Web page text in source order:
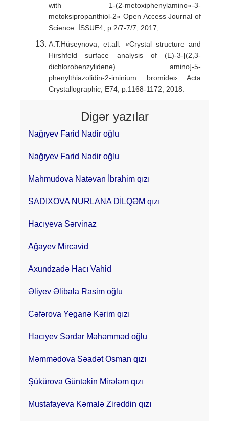
with 1-(2-metoxiphenylamino»-3-
metoksipropanthiol-2» Open Access Journal of
Science. İSSUE4, p.2/7-7/7, 2017;
A.T.Hüseynova, et.all. «Crystal structure and
Hirshfeld surface analysis of (E)-3-[(2,3-
dichlorobenzylidene) amino]-5-
phenylthiazolidin-2-iminium bromide» Acta
Crystallographic, E74, p.1168-1172, 2018.
Digər yazılar
Nağıyev Farid Nadir oğlu
Nağıyev Farid Nadir oğlu
Mahmudova Natəvan İbrahim qızı
SADIXOVA NURLANA DİLQƏM qızı
Hacıyeva Sərvinaz
Ağayev Mircavid
Axundzadə Hacı Vahid
Əliyev Əlibala Rasim oğlu
Cəfərova Yeganə Kərim qızı
Hacıyev Sərdar Məhəmməd oğlu
Məmmədova Səadət Osman qızı
Şükürova Güntəkin Mirələm qızı
Mustafayeva Kəmalə Zirəddin qızı